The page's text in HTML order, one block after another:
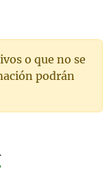
o que no se
podrán